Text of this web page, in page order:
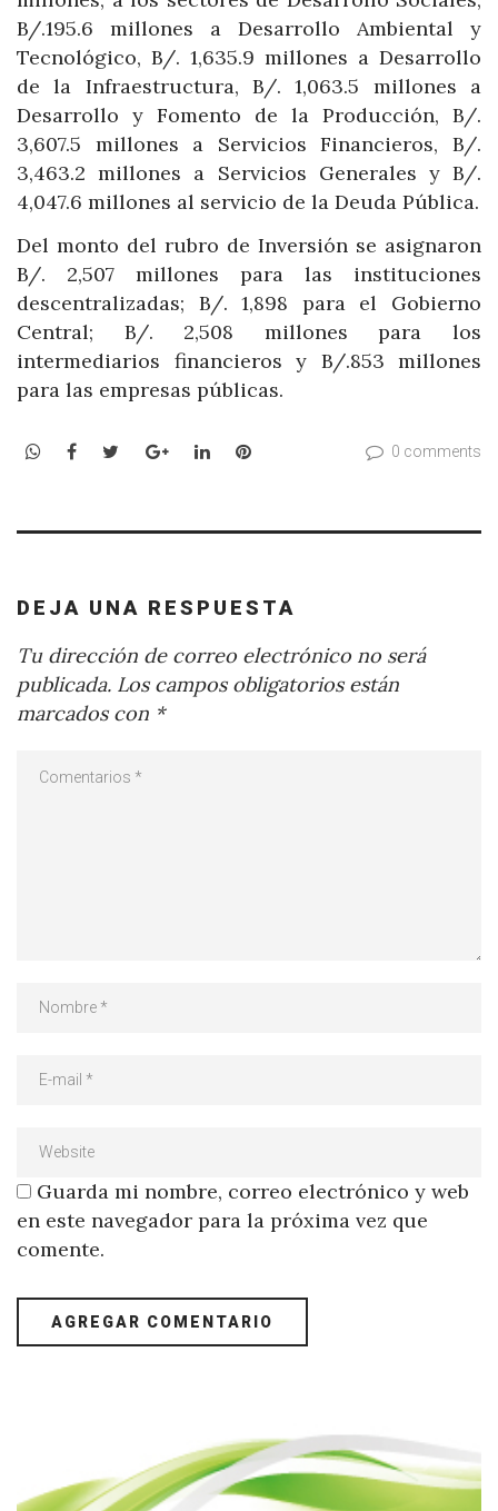
B/.195.6 millones a Desarrollo Ambiental y
Tecnológico, B/. 1,635.9 millones a Desarrollo
de la Infraestructura, B/. 1,063.5 millones a
Desarrollo y Fomento de la Producción, B/.
3,607.5 millones a Servicios Financieros, B/.
3,463.2 millones a Servicios Generales y B/.
4,047.6 millones al servicio de la Deuda Pública.
Del monto del rubro de Inversión se asignaron
B/. 2,507 millones para las instituciones
descentralizadas; B/. 1,898 para el Gobierno
Central; B/. 2,508 millones para los
intermediarios financieros y B/.853 millones
para las empresas públicas.
WhatsApp
Facebook
TwitterGoogle+LinkedInPinterest 0 comments
DEJA UNA RESPUESTA
Tu dirección de correo electrónico no será
publicada. Los campos obligatorios están
marcados con *
Guarda mi nombre, correo electrónico y web
en este navegador para la próxima vez que
comente.